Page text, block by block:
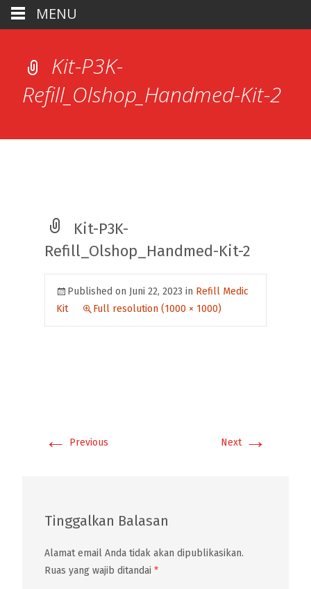
Kit-P3K-
Refill_Olshop_Handmed-Kit-2
Kit-P3K-
Refill_Olshop_Handmed-Kit-2
Published on Juni 22, 2023 in Refill Medic
Kit
Full resolution (1000 × 1000)
← Previous Next →
Tinggalkan Balasan
Alamat email Anda tidak akan dipublikasikan.
Ruas yang wajib ditandai *
MENU